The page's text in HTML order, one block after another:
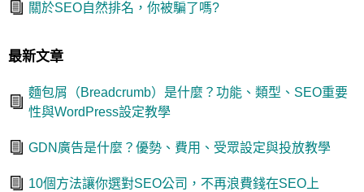
關於SEO自然排名，你被騙了嗎?
最新文章
麵包屑（Breadcrumb）是什麼？功能、類型、SEO重要
性與WordPress設定教學
GDN廣告是什麼？優勢、費用、受眾設定與投放教學
10個方法讓你選對SEO公司，不再浪費錢在SEO上